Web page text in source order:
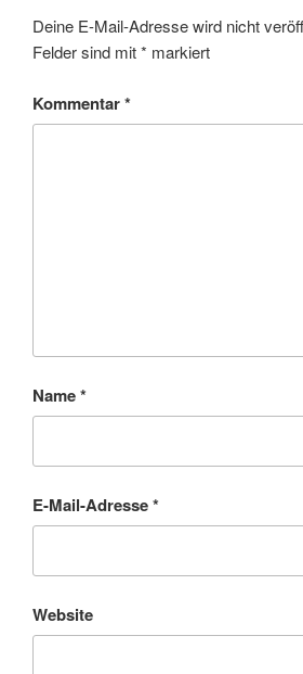
Deine E-Mail-Adresse wird nicht
Felder sind mit* markiert
Kommentar*
Name*
E-Mail-Adresse*
Website